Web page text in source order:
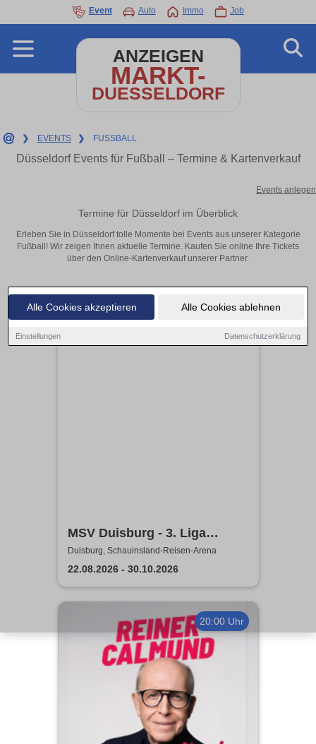
Alle Cookies akzeptieren Alle Cookies ablehnen
Einstellungen Datenschutzerklärung
Event Auto Immo Job
ANZEIGEN
MARKT-
DUESSELDORF
❯ EVENTS ❯ FUSSBALL
Düsseldorf Events für Fußball – Termine & Kartenverkauf
Events anlegen
Termine für Düsseldorf im Überblick
Erleben Sie in Düsseldorf tolle Momente bei Events aus unserer Kategorie
Fußball! Wir zeigen Ihnen aktuelle Termine. Kaufen Sie online Ihre Tickets
über den Online-Kartenverkauf unserer Partner.
14:00 Uhr
MSV Duisburg - 3. Liga
Saison 2026/27
Duisburg, Schauinsland-Reisen-Arena
22.08.2026 - 30.10.2026
20:00 Uhr